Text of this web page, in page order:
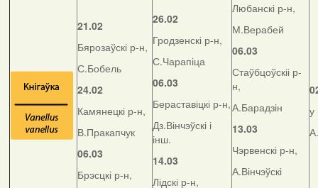
21.02
Бярозаўскі р-н,
С.Бобель
24.02
Камянецкі р-н,
В.Пракапчук
06.03
Брэсцкі р-н,
26.02
Гродзенскі р-н,
С.Чарапіца
06.03
Бераставіцкі р-н,
Дз.Вінчэўскі і
інш.
14.03
Лідскі р-н,
Любанскі р-н,
М.Верабей
06.03
Стаўбцоўскіі р-
н,
А.Барадзін
13.03
Чэрвенскі р-н,
А.Вінчэўскі
у